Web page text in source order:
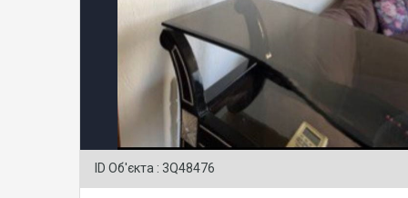
ID Об'єкта : 3Q48476